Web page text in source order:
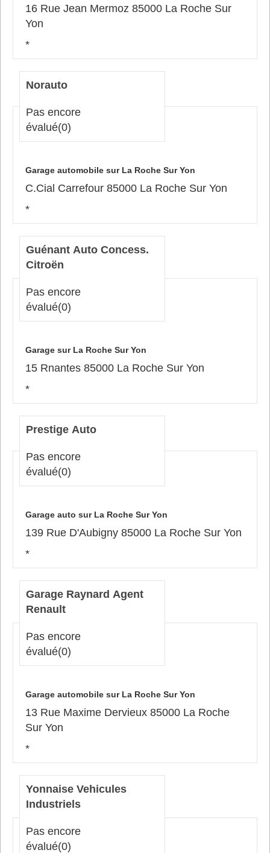
16 Rue Jean Mermoz 85000 La Roche Sur
Yon
*
Norauto
Pas encore
évalué(0)
Garage automobile sur La Roche Sur Yon
C.Cial Carrefour 85000 La Roche Sur Yon
*
Guénant Auto Concess.
Citroën
Pas encore
évalué(0)
Garage sur La Roche Sur Yon
15 Rnantes 85000 La Roche Sur Yon
*
Prestige Auto
Pas encore
évalué(0)
Garage auto sur La Roche Sur Yon
139 Rue D'Aubigny 85000 La Roche Sur Yon
*
Garage Raynard Agent
Renault
Pas encore
évalué(0)
Garage automobile sur La Roche Sur Yon
13 Rue Maxime Dervieux 85000 La Roche
Sur Yon
*
Yonnaise Vehicules
Industriels
Pas encore
évalué(0)